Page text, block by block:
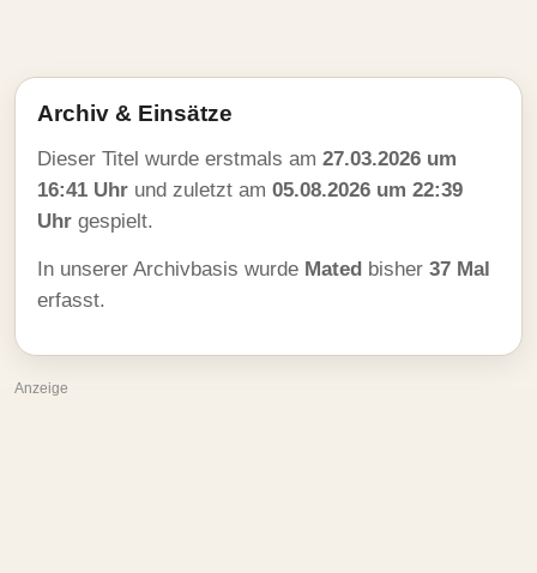
Archiv & Einsätze
Dieser Titel wurde erstmals am 27.03.2026 um
16:41 Uhr und zuletzt am 05.08.2026 um 22:39
Uhr gespielt.
In unserer Archivbasis wurde Mated bisher 37 Mal
erfasst.
Anzeige